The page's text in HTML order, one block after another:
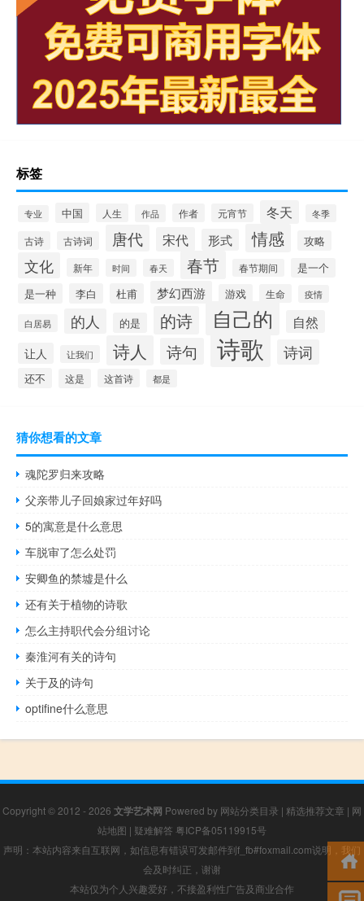
标签
专业 中国 人生 作品 作者 元宵节 冬天 冬季
古诗 古诗词 唐代 宋代 形式 情感 攻略
文化 新年 时间 春天 春节 春节期间 是一个
是一种 李白 杜甫 梦幻西游 游戏 生命 疫情
白居易 的人 的是 的诗 自己的 自然
让人 让我们 诗人 诗句 诗歌 诗词
还不 这是 这首诗 都是
猜你想看的文章
魂陀罗归来攻略
父亲带儿子回娘家过年好吗
5的寓意是什么意思
车脱审了怎么处罚
安卿鱼的禁墟是什么
还有关于植物的诗歌
怎么主持职代会分组讨论
秦淮河有关的诗句
关于及的诗句
optifine什么意思
Copyright © 2012 - 2026 文学艺术网 Powered by 网站分类目录 | 精选推荐文章 | 网
站地图 | 疑难解答 粤ICP备05119915号
声明：本站内容来自互联网，如信息有错误可发邮件到f_fb#foxmail.com说明，我们
会及时纠正，谢谢
本站仅为个人兴趣爱好，不接盈利性广告及商业合作